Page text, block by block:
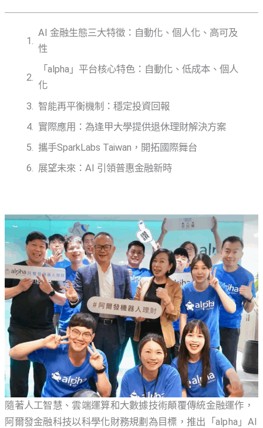
AI 金融生態三大特徵：自動化、個人化、高可及
性
「alpha」平台核心特色：自動化、低成本、個人
化
智能再平衡機制：穩定投資回報
實際應用：為逢甲大學提供退休理財解決方案
攜手SparkLabs Taiwan，開拓國際舞台
展望未來：AI 引領普惠金融新時
隨著人工智慧、雲端運算和大數據技術顛覆傳統金融運作，
阿爾發金融科技以科學化財務規劃為目標，推出「alpha」AI